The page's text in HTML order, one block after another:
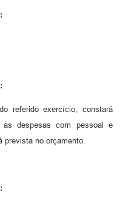
referido exercício, constará
as despesas com pessoal e
prevista no orçamento.